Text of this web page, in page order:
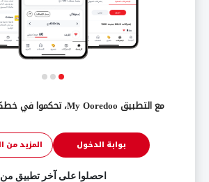
مع التطبيق My Ooredoo، تحكموا في خطكم بكل سهولة.
بوابة الدخول المزيد من
احصلوا على آخر تطبيق من